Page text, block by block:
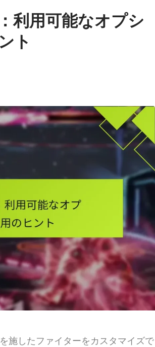
利用可能なオプシ
ト
施したファイターをカスタマイズで